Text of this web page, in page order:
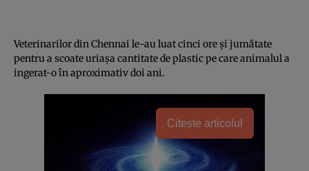
Veterinarilor din Chennai le-au luat cinci ore şi jumătate
pentru a scoate uriaşa cantitate de plastic pe care animalul a
ingerat-o în aproximativ doi ani.
Citește articolul